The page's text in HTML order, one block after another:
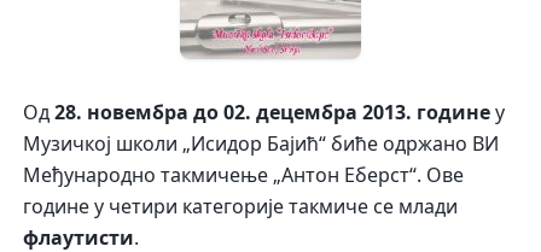
Од28. новембра до 02. децембра 2013. годинеу
Музичкој школи „Исидор Бајић“ биће одржано ВИ
Међународно такмичење „Антон Еберст“. Ове
године у четири категорије такмиче се млади
флаутисти.